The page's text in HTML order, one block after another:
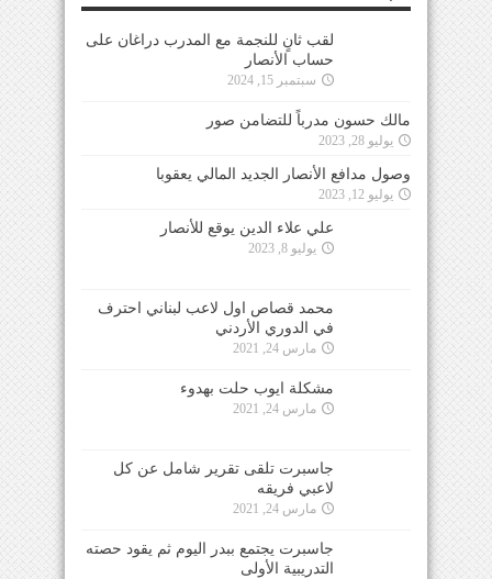
لقب ثانٍ للنجمة مع المدرب دراغان على
حساب الأنصار
سبتمبر 15, 2024
مالك حسون مدرباً للتضامن صور
يوليو 28, 2023
وصول مدافع الأنصار الجديد المالي يعقوبا
يوليو 12, 2023
علي علاء الدين يوقع للأنصار
يوليو 8, 2023
محمد قصاص اول لاعب لبناني احترف
في الدوري الأردني
مارس 24, 2021
مشكلة ايوب حلت بهدوء
مارس 24, 2021
جاسبرت تلقى تقرير شامل عن كل
لاعبي فريقه
مارس 24, 2021
جاسبرت يجتمع ببدر اليوم ثم يقود حصته
التدريبية الأولى